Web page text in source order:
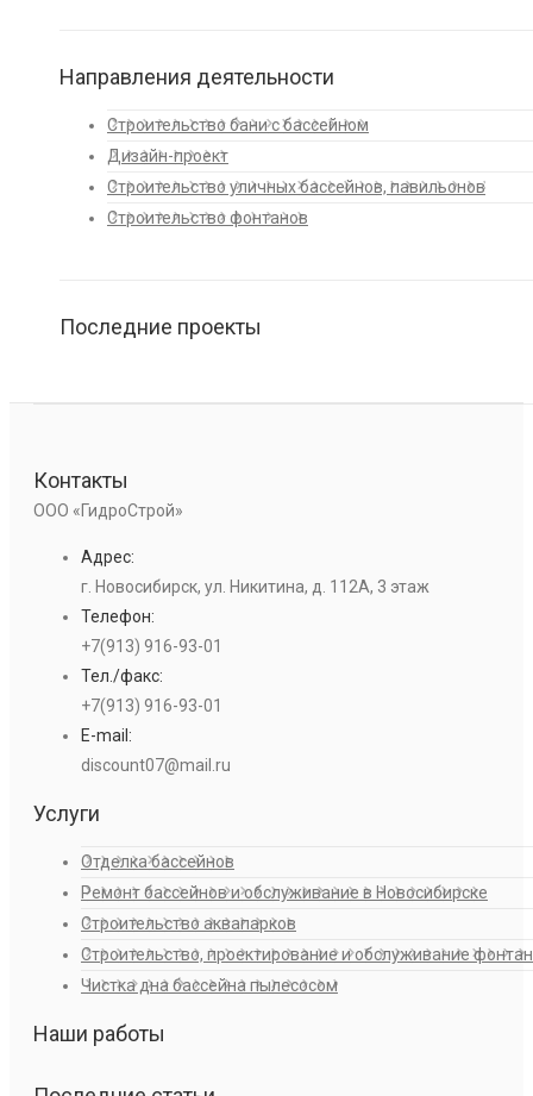
Направления деятельности
Строительство бани с бассейном
Дизайн-проект
Строительство уличных бассейнов, павильонов
Строительство фонтанов
Последние проекты
Контакты
ООО «ГидроСтрой»
Адрес:
г. Новосибирск, ул. Никитина, д. 112А, 3 этаж
Телефон:
+7(913) 916-93-01
Тел./факс:
+7(913) 916-93-01
E-mail:
discount07@mail.ru
Услуги
Отделка бассейнов
Ремонт бассейнов и обслуживание в Новосибирске
Строительство аквапарков
Строительство, проектирование и обслуживание
Чистка дна бассейна пылесосом
Наши работы